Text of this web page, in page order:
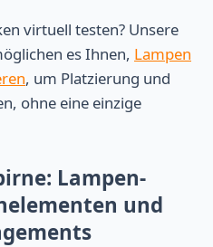
virtuell testen? Unsere
es Ihnen, Lampen
, um Platzierung und
ohne eine einzige
Lampen-
und